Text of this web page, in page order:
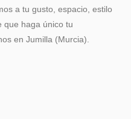
a tu gusto, espacio, estilo
que haga único tu
en Jumilla (Murcia).